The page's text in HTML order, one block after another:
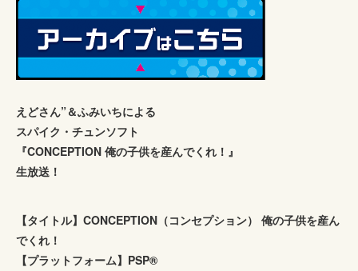
えどさん”＆ふみいちによる
スパイク・チュンソフト
『CONCEPTION 俺の子供を産んでくれ！』
生放送！
【タイトル】CONCEPTION（コンセプション） 俺の子供を産ん
でくれ！
【プラットフォーム】PSP®